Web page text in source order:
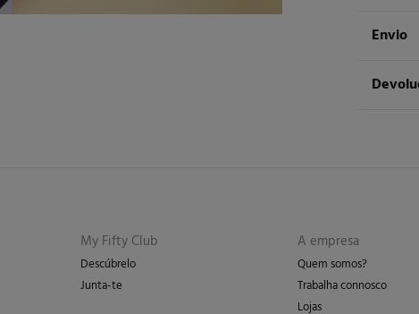
Envio
My Fifty Club
Descúbrelo
Junta-te
A empresa
Quem somos?
Trabalha connosco
Lojas